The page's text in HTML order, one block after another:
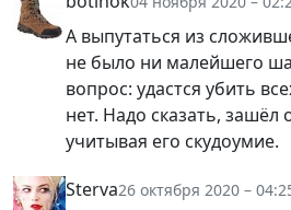
А выпутаться из
не было ни малейшего
вопрос: удастся убить
нет. Надо сказать, зашёл
учитывая его скудоумие.
Sterva26 октября 2020 –